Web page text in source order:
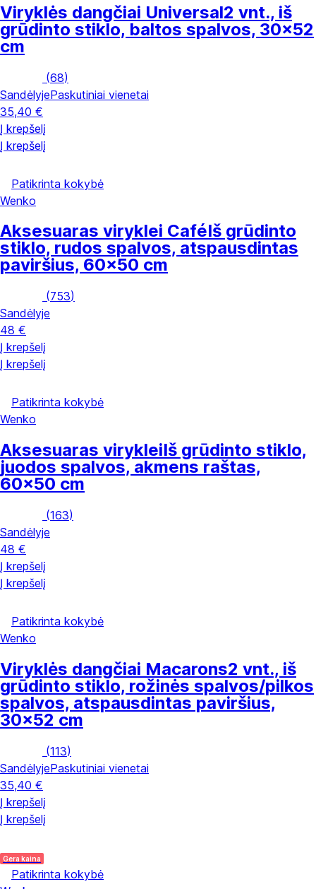
Viryklės dangčiai Universal2 vnt., iš
grūdinto stiklo, baltos spalvos, 30x52
cm
(68)
SandėlyjePaskutiniai vienetai
35,40 €
Į krepšelį
Į krepšelį
Patikrinta kokybė
Wenko
Aksesuaras viryklei CaféIš grūdinto
stiklo, rudos spalvos, atspausdintas
paviršius, 60x50 cm
(753)
Sandėlyje
48 €
Į krepšelį
Į krepšelį
Patikrinta kokybė
Wenko
Aksesuaras virykleiIš grūdinto stiklo,
juodos spalvos, akmens raštas,
60x50 cm
(163)
Sandėlyje
48 €
Į krepšelį
Į krepšelį
Patikrinta kokybė
Wenko
Viryklės dangčiai Macarons2 vnt., iš
grūdinto stiklo, rožinės spalvos/pilkos
spalvos, atspausdintas paviršius,
30x52 cm
(113)
SandėlyjePaskutiniai vienetai
35,40 €
Į krepšelį
Į krepšelį
Gera kaina
Patikrinta kokybė